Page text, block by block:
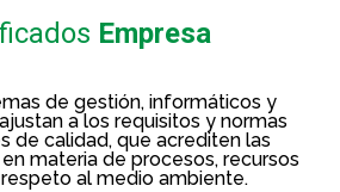
Empresa
de gestión, informáticos y
a los requisitos y normas
de calidad, que acrediten las
materia de procesos, recursos
al medio ambiente.